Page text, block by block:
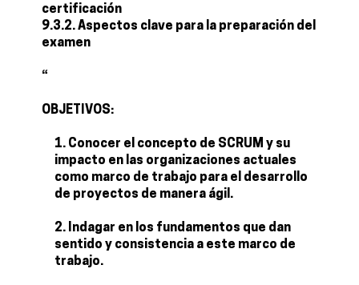
certificación
9.3.2. Aspectos clave para la preparación del
examen
“
OBJETIVOS:
Conocer el concepto de SCRUM y su
impacto en las organizaciones actuales
como marco de trabajo para el desarrollo
de proyectos de manera ágil.
Indagar en los fundamentos que dan
sentido y consistencia a este marco de
trabajo.